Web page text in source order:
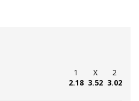
1
2.18
X
3.52
2
3.02